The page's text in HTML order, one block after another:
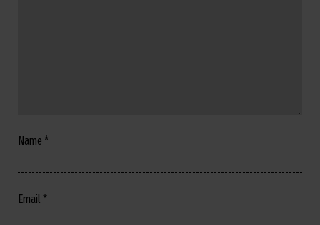
Name *
Email *